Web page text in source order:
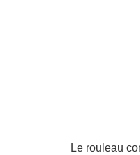
Le rouleau